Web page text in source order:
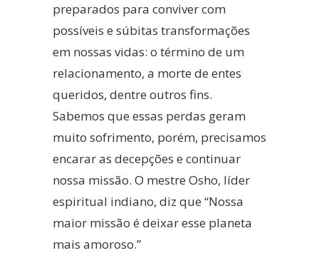
preparados para conviver com
possíveis e súbitas transformações
em nossas vidas: o término de um
relacionamento, a morte de entes
queridos, dentre outros fins.
Sabemos que essas perdas geram
muito sofrimento, porém, precisamos
encarar as decepções e continuar
nossa missão. O mestre Osho, líder
espiritual indiano, diz que “Nossa
maior missão é deixar esse planeta
mais amoroso.”